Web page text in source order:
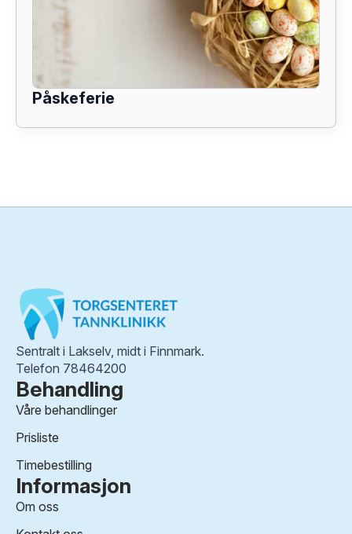
Påskeferie
Sentralt i Lakselv, midt i Finnmark.
Telefon 78464200
Behandling
Våre behandlinger
Prisliste
Timebestilling
Informasjon
Om oss